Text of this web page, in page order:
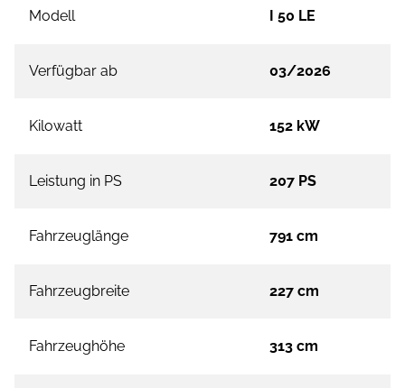
Modell I 50 LE
Verfügbar ab 03/2026
Kilowatt 152 kW
Leistung in PS 207 PS
Fahrzeuglänge 791 cm
Fahrzeugbreite 227 cm
Fahrzeughöhe 313 cm